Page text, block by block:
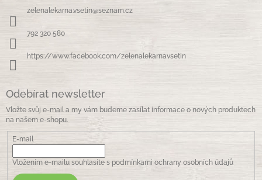
zelenalekarna.vsetin@seznam.cz
792 320 580
https://www.facebook.com/zelenalekarnavsetin
Odebírat newsletter
Vložte svůj e-mail a my vám budeme zasílat informace o nových produktech
na našem e-shopu.
E-mail
Vložením e-mailu souhlasíte s podmínkami ochrany osobních údajů